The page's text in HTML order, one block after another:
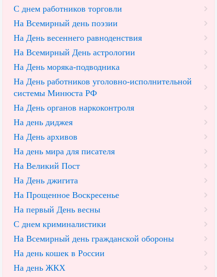
С днем работников торговли
На Всемирный день поэзии
На День весеннего равноденствия
На Всемирный День астрологии
На День моряка-подводника
На День работников уголовно-исполнительной
системы Минюста РФ
На День органов наркоконтроля
На день диджея
На День архивов
На день мира для писателя
На Великий Пост
На День джигита
На Прощенное Воскресенье
На первый День весны
С днем криминалистики
На Всемирный день гражданской обороны
На день кошек в России
На день ЖКХ